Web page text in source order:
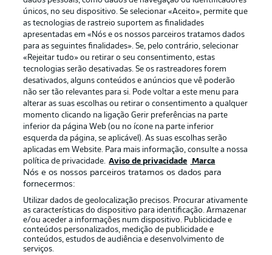
Publicidade Avisos legais
Gerir preferências Aviso de privacidade
Emissoras
Trabalhe conosco Marca
Contato Jogadores
únicos, no seu dispositivo. Se selecionar «Aceito», permite que
as tecnologias de rastreio suportem as finalidades
apresentadas em «Nós e os nossos parceiros tratamos dados
para as seguintes finalidades». Se, pelo contrário, selecionar
«Rejeitar tudo» ou retirar o seu consentimento, estas
tecnologias serão desativadas. Se os rastreadores forem
desativados, alguns conteúdos e anúncios que vê poderão
não ser tão relevantes para si. Pode voltar a este menu para
alterar as suas escolhas ou retirar o consentimento a qualquer
momento clicando na ligação Gerir preferências na parte
inferior da página Web (ou no ícone na parte inferior
esquerda da página, se aplicável). As suas escolhas serão
aplicadas em Website. Para mais informação, consulte a nossa
política de privacidade. Aviso de privacidade Marca
Nós e os nossos parceiros tratamos os dados para
fornecermos:
Utilizar dados de geolocalização precisos. Procurar ativamente
as características do dispositivo para identificação. Armazenar
e/ou aceder a informações num dispositivo. Publicidade e
conteúdos personalizados, medição de publicidade e
conteúdos, estudos de audiência e desenvolvimento de
serviços.